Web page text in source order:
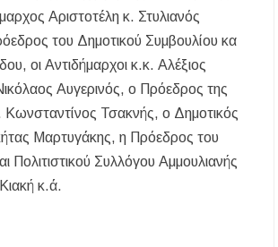
Αριστοτέλη κ. Στυλιανός
του Δημοτικού Συμβουλίου κα
οι Αντιδήμαρχοι κ.κ. Αλέξιος
Αυγερινός, ο Πρόεδρος της
Κωνσταντίνος Τσακνής, ο Δημοτικός
Μαρτυγάκης, η Πρόεδρος του
Πολιτιστικού Συλλόγου Αμμουλιανής
κ.ά.